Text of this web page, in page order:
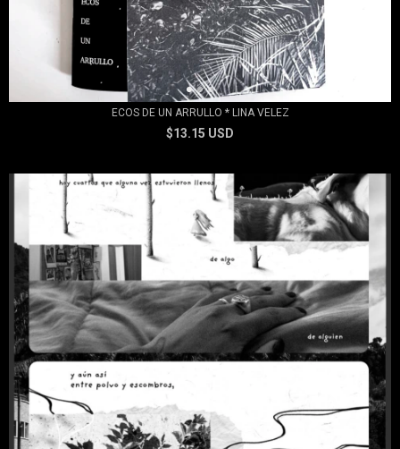
ECOS DE UN ARRULLO * LINA VELEZ
$13.15 USD